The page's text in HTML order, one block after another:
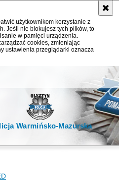
użytkownikom korzystanie z
Jeśli nie blokujesz tych plików, to
w pamięci urządzenia.
cookies, zmieniając
ustawienia przeglądarki oznacza
Warmińsko-Mazurska